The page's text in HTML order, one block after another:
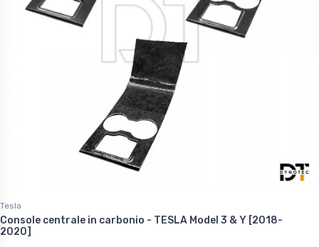
Tesla
Console centrale in carbonio - TESLA Model 3 & Y [2018-
2020]